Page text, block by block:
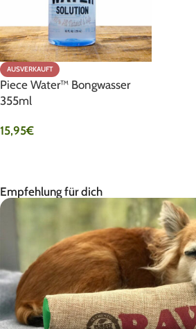
AUSVERKAUFT
Piece Water™ Bongwasser
355ml
15,95€
Empfehlung für dich